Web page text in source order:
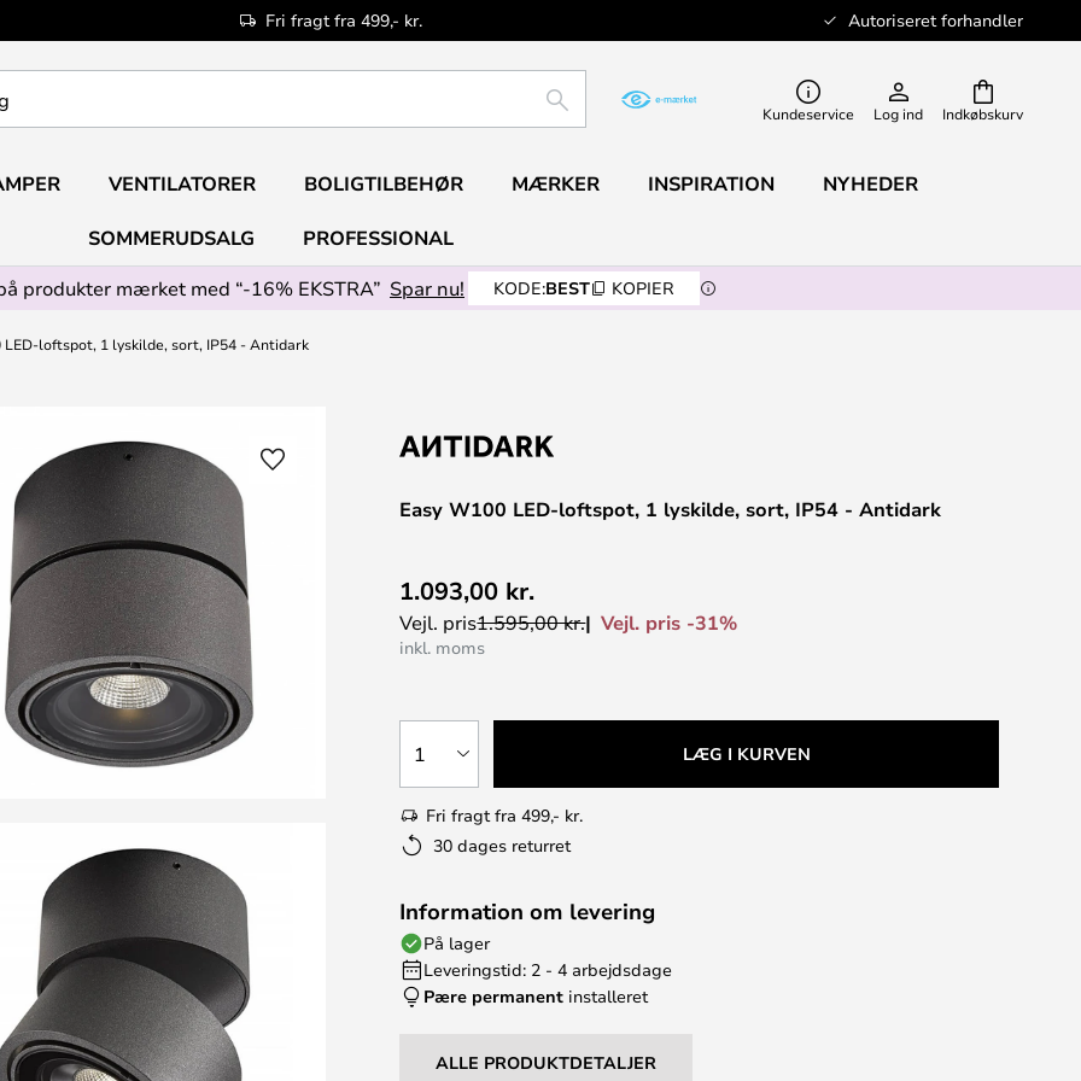
Fri fragt fra 499,- kr. Autoriseret forhandler
Indkøbskurv
SØG Kundeservice Log ind
VENTILATORER BOLIGTILBEHØR MÆRKER INSPIRATION NYHEDER
SOMMERUDSALG
PROFESSIONAL
produkter mærket med “-16% EKSTRA” Spar nu! KODE:BEST KOPIER
LED-loftspot, 1 lyskilde, sort, IP54 - Antidark
Easy W100 LED-loftspot, 1 lyskilde, sort, IP54 - Antidark
1.093,00 kr.
Vejl. pris1.595,00 kr. Vejl. pris -31%
inkl. moms
1 LÆG I KURVEN
Fri fragt fra 499,- kr.
30 dages returret
Information om levering
På lager
Leveringstid: 2 - 4 arbejdsdage
Pære permanent installeret
ALLE PRODUKTDETALJER